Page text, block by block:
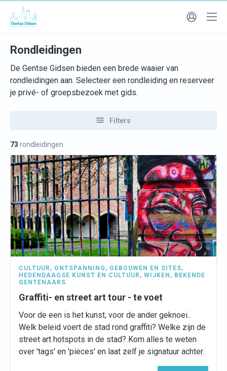
Rondleidingen
De Gentse Gidsen bieden een brede waaier van
rondleidingen aan. Selecteer een rondleiding en reserveer
je privé- of groepsbezoek met gids.
Filters
73 rondleidingen
CULTUUR , ONTSPANNING , GEBOUWEN EN SITES,
HEDENDAAGSE KUNST EN CULTUUR , WIJKEN , BEKENDE
GENTENAARS
Graffiti- en street art tour - te voet
Voor de een is het kunst, voor de ander geknoei..
Welk beleid voert de stad rond graffiti? Welke zijn de
street art hotspots in de stad? Kom alles te weten
over 'tags' en 'pieces' en laat zelf je signatuur achter.